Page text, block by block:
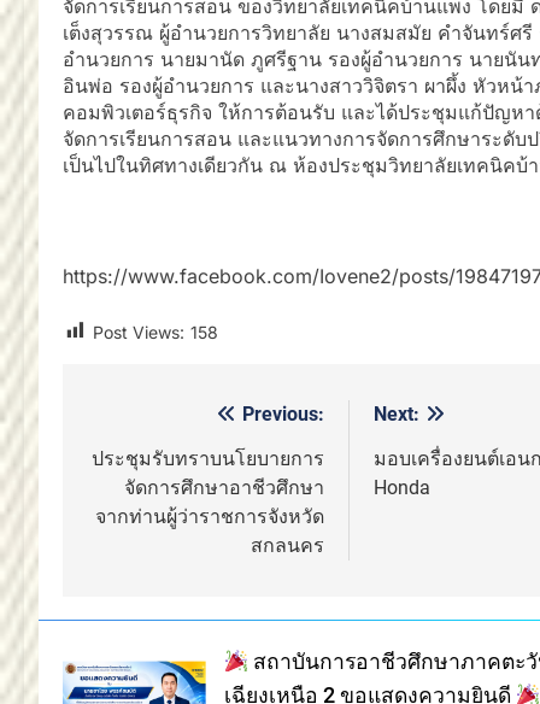
จัดการเรียนการสอน ของวิทยาลัยเทคนิคบ้านแพง โดยมี
เต็งสุวรรณ ผู้อำนวยการวิทยาลัย นางสมสมัย คำจันทร์ศรี
อำนวยการ นายมานัด ภูศรีฐาน รองผู้อำนวยการ นายนัน
อินพ่อ รองผู้อำนวยการ และนางสาววิจิตรา ผาผึ้ง หัวหน้
คอมพิวเตอร์ธุรกิจ ให้การต้อนรับ และได้ประชุมแก้ปัญหา
จัดการเรียนการสอน และแนวทางการจัดการศึกษาระดับ
เป็นไปในทิศทางเดียวกัน ณ ห้องประชุมวิทยาลัยเทคนิคบ้
https://www.facebook.com/Iovene2/posts/
Post Views: 158
เรื่อง
Previous:
ประชุมรับทราบนโยบายการ
จัดการศึกษาอาชีวศึกษา
จากท่านผู้ว่าราชการจังหวัด
สกลนคร
Next:
มอบเครื่องยนต์เอน
Honda
สถาบันการอาชีวศึกษาภาคตะ
เฉียงเหนือ 2 ขอแสดงความยินดี